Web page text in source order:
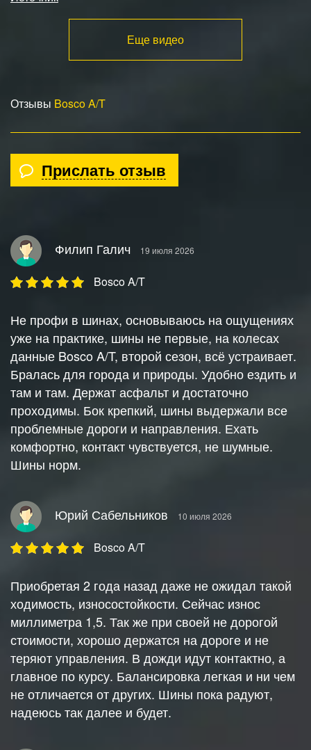
Еще видео
Отзывы Bosco A/T
Прислать отзыв
Филип Галич 19 июля 2026
Bosco A/T
Не профи в шинах, основываюсь на ощущениях
уже на практике, шины не первые, на колесах
данные Bosco A/T, второй сезон, всё устраивает.
Бралась для города и природы. Удобно ездить и
там и там. Держат асфальт и достаточно
проходимы. Бок крепкий, шины выдержали все
проблемные дороги и направления. Ехать
комфортно, контакт чувствуется, не шумные.
Шины норм.
Юрий Сабельников 10 июля 2026
Bosco A/T
Приобретая 2 года назад даже не ожидал такой
ходимость, износостойкости. Сейчас износ
миллиметра 1,5. Так же при своей не дорогой
стоимости, хорошо держатся на дороге и не
теряют управления. В дожди идут контактно, а
главное по курсу. Балансировка легкая и ни чем
не отличается от других. Шины пока радуют,
надеюсь так далее и будет.